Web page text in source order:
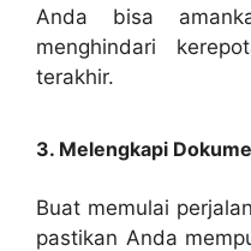
Anda bisa
menghindari
terakhir.
3. Melengkapi
Buat memulai
pastikan Anda